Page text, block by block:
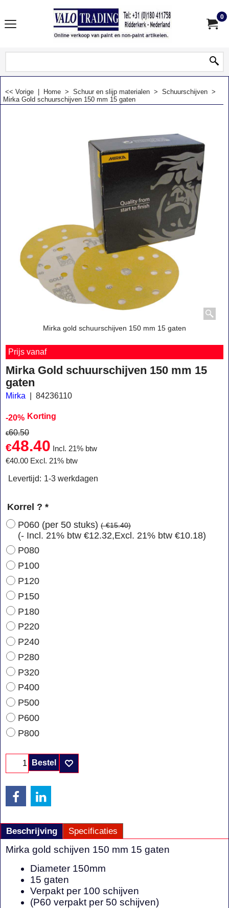
0
<< Vorige Home > Schuur en slijp materialen > Schuurschijven >
Mirka Gold schuurschijven 150 mm 15 gaten
Mirka gold schuurschijven 150 mm 15 gaten
Prijs vanaf
Mirka Gold schuurschijven 150 mm 15
gaten
Mirka 84236110
-20% Korting
€60.50
€48.40
Incl. 21% btw
€40.00 Excl. 21% btw
Levertijd: 1-3 werkdagen
Korrel ? *
P060 (per 50 stuks) (-€15.40)
(- Incl. 21% btw €12.32,Excl. 21% btw €10.18)
P080
P100
P120
P150
P180
P220
P240
P280
P320
P400
P500
P600
P800
Bestel
Beschrijving Specificaties
Mirka gold schijven 150 mm 15 gaten
Diameter 150mm
15 gaten
Verpakt per 100 schijven
(P60 verpakt per 50 schijven)